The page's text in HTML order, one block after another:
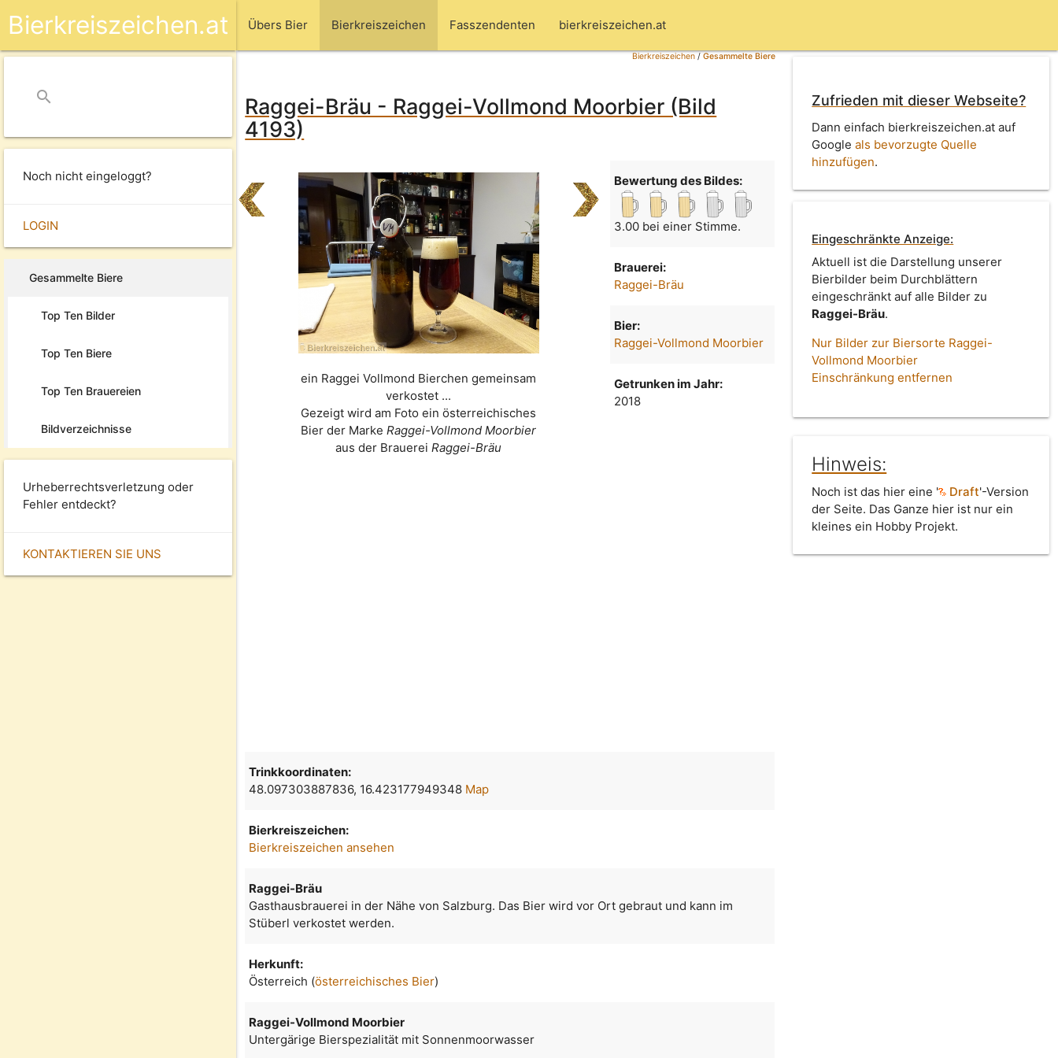
Übers Bier Bierkreiszeichen Fasszendenten bierkreiszeichen.at
Bierkreiszeichen.at
search
Noch nicht eingeloggt?
LOGIN
Gesammelte Biere
Top Ten Bilder
Top Ten Biere
Top Ten Brauereien
Bildverzeichnisse
Urheberrechtsverletzung oder
Fehler entdeckt?
KONTAKTIEREN SIE UNS
Bierkreiszeichen/Gesammelte Biere
Raggei-Bräu - Raggei-Vollmond Moorbier (Bild
4193)
ein Raggei Vollmond Bierchen gemeinsam
verkostet ...
Gezeigt wird am Foto ein österreichisches
Bier der MarkeRaggei-Vollmond Moorbier
aus der BrauereiRaggei-Bräu
Bewertung des Bildes:
3.00 bei einer Stimme.
Brauerei:
Raggei-Bräu
Bier:
Raggei-Vollmond Moorbier
Getrunken im Jahr:
2018
Zufrieden mit dieser Webseite?
Dann einfach bierkreiszeichen.at auf
Googleals bevorzugte Quelle
hinzufügen.
Eingeschränkte Anzeige:
Aktuell ist die Darstellung unserer
Bierbilder beim Durchblättern
eingeschränkt auf alle Bilder zu
Raggei-Bräu.
Nur Bilder zur Biersorte Raggei-
Vollmond Moorbier
Einschränkung entfernen
Hinweis:
Noch ist das hier eine ' Draft'-Version
der Seite. Das Ganze hier ist nur ein
kleines ein Hobby Projekt.
Trinkkoordinaten:
48.097303887836, 16.423177949348 Map
Bierkreiszeichen:
Bierkreiszeichen ansehen
Raggei-Bräu
Gasthausbrauerei in der Nähe von Salzburg. Das Bier wird vor Ort gebraut und kann im
Stüberl verkostet werden.
Herkunft:
Österreich (österreichisches Bier)
Raggei-Vollmond Moorbier
Untergärige Bierspezialität mit Sonnenmoorwasser